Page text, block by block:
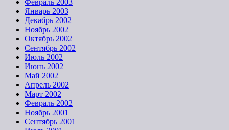
Февраль 2003
Январь 2003
Декабрь 2002
Ноябрь 2002
Октябрь 2002
Сентябрь 2002
Июль 2002
Июнь 2002
Май 2002
Апрель 2002
Март 2002
Февраль 2002
Ноябрь 2001
Сентябрь 2001